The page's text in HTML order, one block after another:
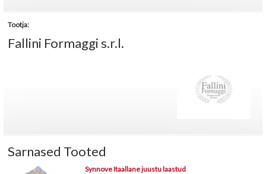
Tootja:
Fallini Formaggi s.r.l.
Sarnased Tooted
Synnove Itaallane juustu laastud